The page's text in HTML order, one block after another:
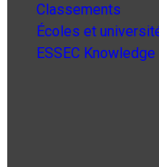
Classements
Écoles et
ESSEC Knowledge